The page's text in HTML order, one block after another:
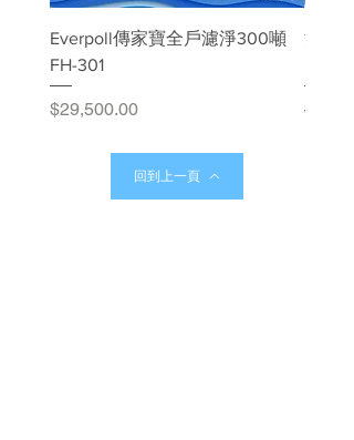
Everpoll傳家寶全戶濾淨300噸
FH-301
價格
$29,500.00
淨工
一般價
回到上一頁